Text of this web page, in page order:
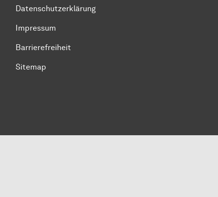
Datenschutzerklärung
Impressum
Barrierefreiheit
Sitemap